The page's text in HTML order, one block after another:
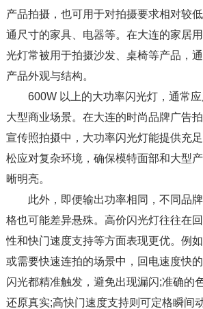
产品拍摄，也可用于对拍摄要求相对较
通尺寸的家具、电器等。在大连的家居
光灯常被用于拍摄沙发、桌椅等产品，
产品外观与结构。​
600W 以上的大功率闪光灯，通常应
大型商业场景。在大连的时尚品牌广告
宣传照拍摄中，大功率闪光灯能提供充
松应对复杂环境，确保模特面部和大型
晰明亮。​
此外，即便输出功率相同，不同品牌
格也可能差异悬殊。高价闪光灯往往在
性和快门速度支持等方面表现更优。例
或需要快速连拍的场景中，回电速度快
闪光都精准触发，避免出现漏闪;准确的
还原真实;高快门速度支持则可定格瞬间